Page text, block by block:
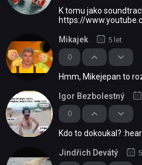
K tomu jako
https://
0
Mikajek 5 let
Hmm, Mikejepan to
0
Igor Bezbolestný
Kdo to dokoukal?
Jindřich Devátý